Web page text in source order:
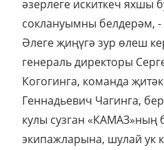
әзерлеге искиткеч яхшы
соклануымны белдерәм, -
Әлеге җиңүгә зур өлеш
генераль директоры
Когогинга, команда
Геннадьевич Чагинга,
кулы сузган «КАМАЗ»ның
экипажларына, шулай ук